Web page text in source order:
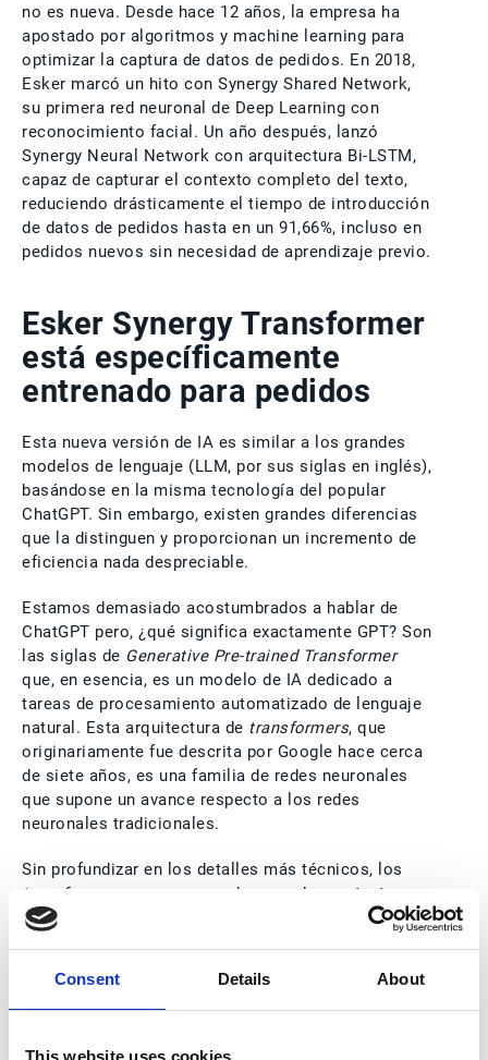
Consent Details About
This website uses cookies
no es nueva. Desde hace 12 años, la empresa ha
apostado por algoritmos y machine learning para
optimizar la captura de datos de pedidos. En 2018,
Esker marcó un hito con Synergy Shared Network,
su primera red neuronal de Deep Learning con
reconocimiento facial. Un año después, lanzó
Synergy Neural Network con arquitectura Bi-LSTM,
capaz de capturar el contexto completo del texto,
reduciendo drásticamente el tiempo de introducción
de datos de pedidos hasta en un 91,66%, incluso en
pedidos nuevos sin necesidad de aprendizaje previo.
Esker Synergy Transformer
está específicamente
entrenado para pedidos
Esta nueva versión de IA es similar a los grandes
modelos de lenguaje (LLM, por sus siglas en inglés),
basándose en la misma tecnología del popular
ChatGPT. Sin embargo, existen grandes diferencias
que la distinguen y proporcionan un incremento de
eficiencia nada despreciable.
Estamos demasiado acostumbrados a hablar de
ChatGPT pero, ¿qué significa exactamente GPT? Son
las siglas de Generative Pre-trained Transformer
que, en esencia, es un modelo de IA dedicado a
tareas de procesamiento automatizado de lenguaje
natural. Esta arquitectura de transformers, que
originariamente fue descrita por Google hace cerca
de siete años, es una familia de redes neuronales
que supone un avance respecto a los redes
neuronales tradicionales.
Sin profundizar en los detalles más técnicos, los
transformers
son capaces de aprender contexto y
dotar de significado a relaciones que se dan en
comprender el contexto y la estructura del texto de
una manera mucho más efectiva de lo que ya lo